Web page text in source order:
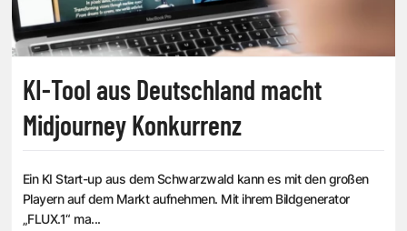
KI-Tool aus Deutschland macht
Midjourney Konkurrenz
Ein KI Start-up aus dem Schwarzwald kann es mit den großen
Playern auf dem Markt aufnehmen. Mit ihrem Bildgenerator
„FLUX.1“ ma...